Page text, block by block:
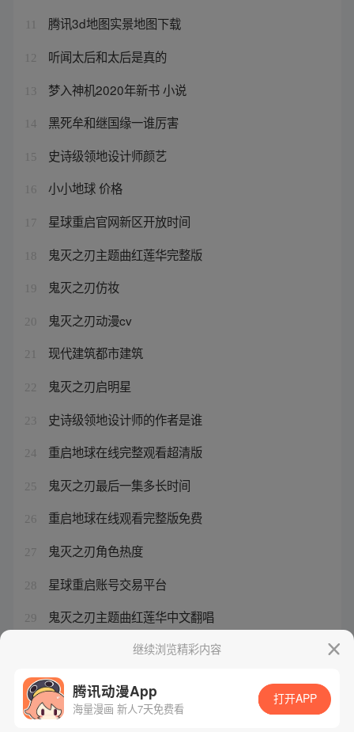
腾讯3d地图实景地图下载
12 听闻太后和太后是真的
13 梦入神机2020年新书 小说
14 黑死牟和继国缘一谁厉害
15 史诗级领地设计师颜艺
16 小小地球 价格
17 星球重启官网新区开放时间
18 鬼灭之刃主题曲红莲华完整版
19 鬼灭之刃仿妆
20 鬼灭之刃动漫cv
21 现代建筑都市建筑
22 鬼灭之刃启明星
23 史诗级领地设计师的作者是谁
24 重启地球在线完整观看超清版
25 鬼灭之刃最后一集多长时间
26 重启地球在线观看完整版免费
27 鬼灭之刃角色热度
28 星球重启账号交易平台
29 鬼灭之刃主题曲红莲华中文翻唱
星球重启什么时候更新继续浏览精彩内容
腾讯动漫App
海量漫画 新人7天免费看
打开APP